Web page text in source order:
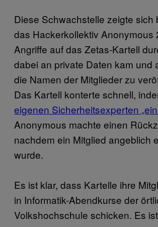
Diese Schwachstelle zeigte sich
das Hackerkollektiv Anonymous
Angriffe auf das Zetas-Kartell
dabei an private Daten kam und
die Namen der Mitglieder zu
Das Kartell konterte schnell,
eigenen Sicherheitsexperten
Anonymous machte einen
nachdem ein Mitglied angeblich
wurde.
Es ist klar, dass Kartelle ihre
in Informatik-Abendkurse der
Volkshochschule schicken. Es ist